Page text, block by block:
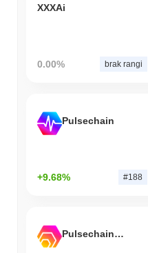
XXXAi
0.00% brak rangi
Pulsechain
+9.68% #188
Pulsechain Bridged HEX (Pulsechain)